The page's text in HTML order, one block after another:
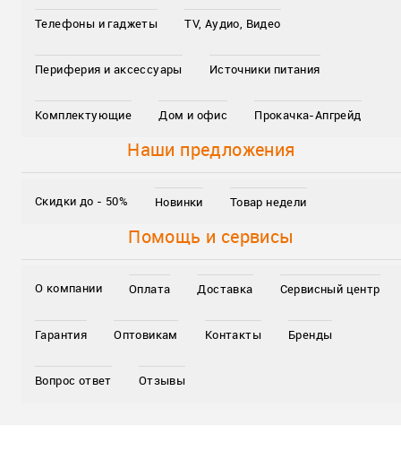
Телефоны и гаджеты TV, Аудио, Видео
Периферия и аксессуары Источники питания
Комплектующие Дом и офис Прокачка-Апгрейд
Наши предложения
Скидки до - 50% Новинки Товар недели
Помощь и сервисы
О компании Оплата Доставка Сервисный центр
Гарантия Оптовикам Контакты Бренды
Вопрос ответ Отзывы